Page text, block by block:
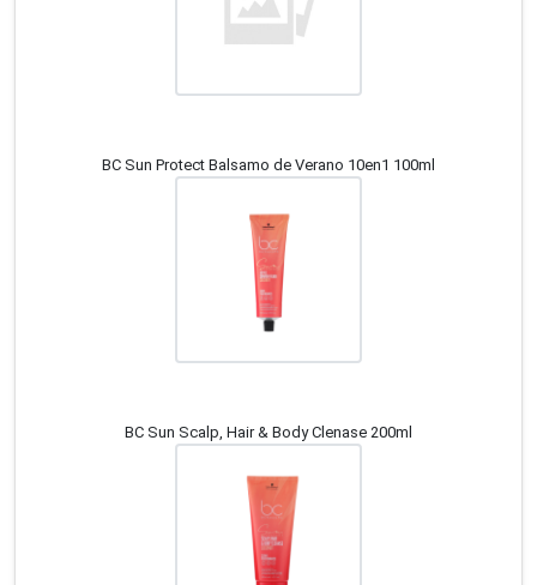
BC Sun Protect Balsamo de Verano 10en1 100ml
BC Sun Scalp, Hair & Body Clenase 200ml